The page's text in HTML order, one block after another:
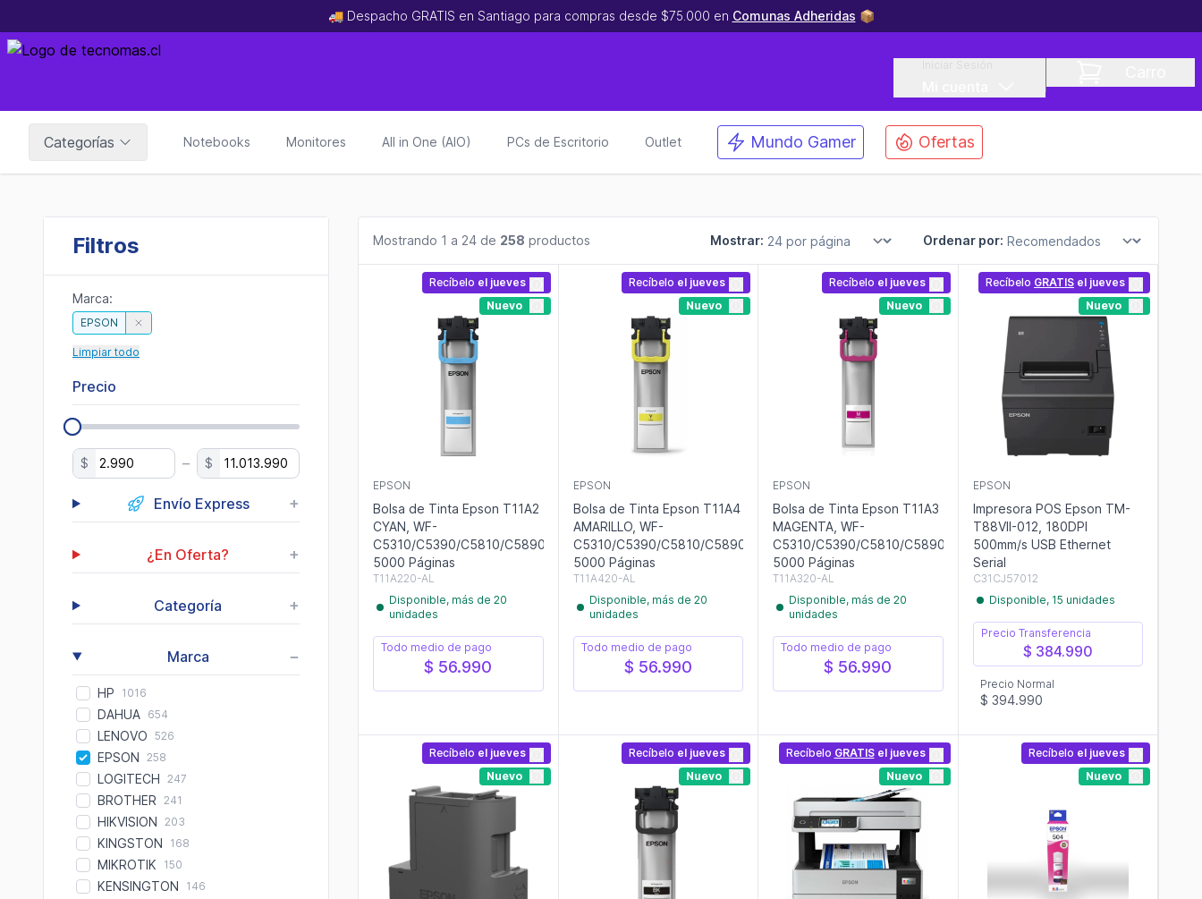
🚚 Despacho GRATIS en Santiago para compras desde $75.000 en Comunas Adheridas 📦
Categorías Notebooks Monitores All in One (AIO) PCs de Escritorio Outlet Mundo Gamer Ofertas
Filtros
Marca:
EPSON
Limpiar todo
Precio
$ – $
Envío Express +
¿En Oferta? +
Categoría +
Marca −
HP 1016
DAHUA 654
LENOVO 526
EPSON 258
LOGITECH 247
BROTHER 241
HIKVISION 203
KINGSTON 168
MIKROTIK 150
KENSINGTON 146
Mostrando 1 a 24 de 258 productos Mostrar: Ordenar por:
Recíbelo el jueves
Nuevo
EPSON
Bolsa de Tinta Epson T11A2
CYAN, WF-
C5310/C5390/C5810/C5890,
5000 Páginas
T11A220-AL
Disponible, más de 20
unidades
Todo medio de pago
$ 56.990
Recíbelo el jueves
Nuevo
EPSON
Bolsa de Tinta Epson T11A4
AMARILLO, WF-
C5310/C5390/C5810/C5890,
5000 Páginas
T11A420-AL
Disponible, más de 20
unidades
Todo medio de pago
$ 56.990
Recíbelo el jueves
Nuevo
EPSON
Bolsa de Tinta Epson T11A3
MAGENTA, WF-
C5310/C5390/C5810/C5890,
5000 Páginas
T11A320-AL
Disponible, más de 20
unidades
Todo medio de pago
$ 56.990
Recíbelo GRATIS el jueves
Nuevo
EPSON
Impresora POS Epson TM-
T88VII-012, 180DPI
500mm/s USB Ethernet
Serial
C31CJ57012
Disponible, 15 unidades
Precio Transferencia
$ 384.990
Precio Normal
$ 394.990
Recíbelo el jueves
Nuevo
Recíbelo el jueves
Nuevo
Recíbelo GRATISel jueves
Nuevo
Recíbelo el jueves
Nuevo